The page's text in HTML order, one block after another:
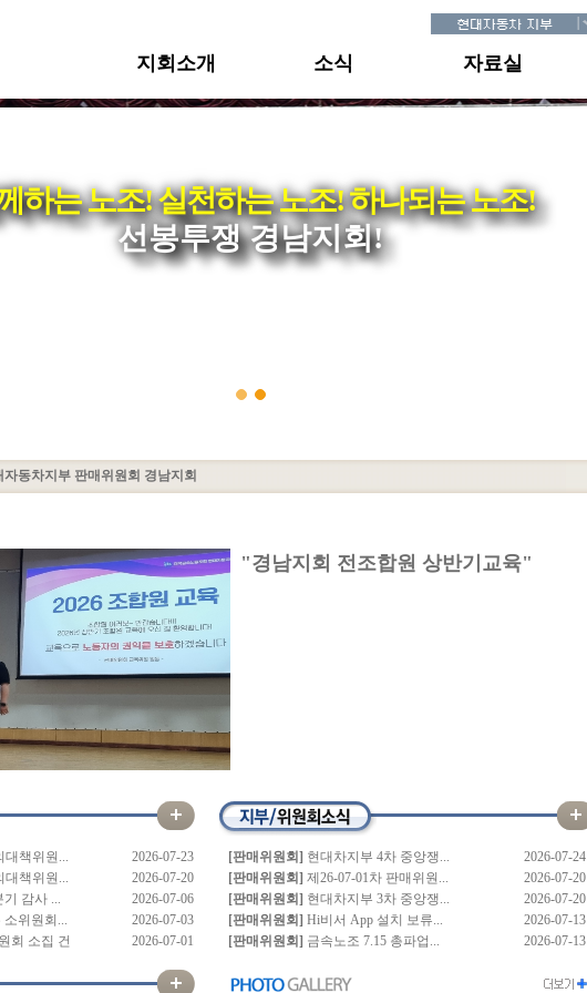
지회소개 소식 자료실
하는 노조! 실천하는 노조! 하나되는 노조!
선봉투쟁 경남지회!
동차지부 판매위원회 경남지회
"경남지회 전조합원 상반기교육"
대책위원...
2026-07-23
대책위원...
2026-07-20
기 감사 ...
2026-07-06
소위원회...
2026-07-03
회 소집 건 2026-07-01
[판매위원회] 현대차지부 4차 중앙쟁...
2026-07-24
[판매위원회] 제26-07-01차 판매위원...
2026-07-20
[판매위원회] 현대차지부 3차 중앙쟁...
2026-07-20
[판매위원회] Hi비서 App 설치 보류...
2026-07-13
[판매위원회] 금속노조 7.15 총파업... 2026-07-13